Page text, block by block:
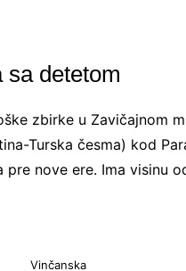
sa detetom
zbirke u Zavičajnom
Turska česma) kod
nove ere. Ima visinu
Vinčanska